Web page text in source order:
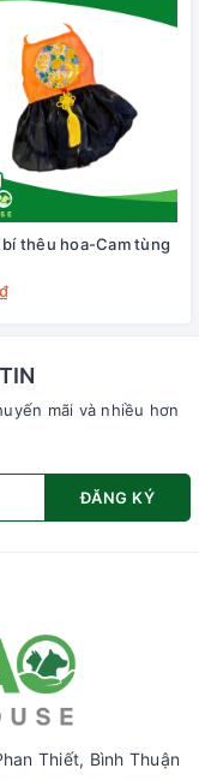
bí thêu hoa-Cam tùng
mãi và nhiều hơn
ĐĂNG KÝ
Thiết, Bình Thuận